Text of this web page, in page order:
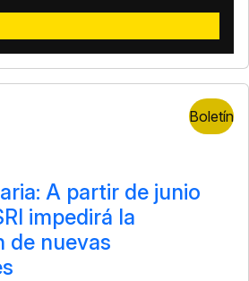
Boletín
A partir de junio
impedirá la
de nuevas